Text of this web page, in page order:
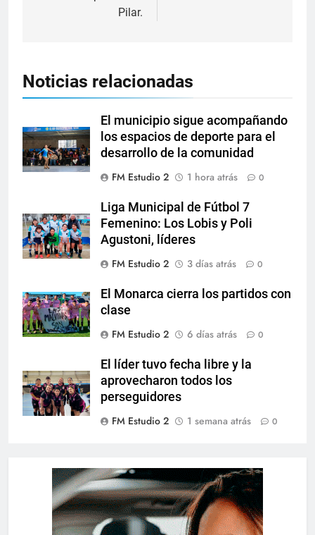
Pilar.
Noticias relacionadas
El municipio sigue acompañando
los espacios de deporte para el
desarrollo de la comunidad
FM Estudio 2
1 hora atrás 0
Liga Municipal de Fútbol 7
Femenino: Los Lobis y Poli
Agustoni, líderes
FM Estudio 2
3 días atrás 0
El Monarca cierra los partidos con
clase
FM Estudio 2
6 días atrás 0
El líder tuvo fecha libre y la
aprovecharon todos los
perseguidores
FM Estudio 2
1 semana atrás 0